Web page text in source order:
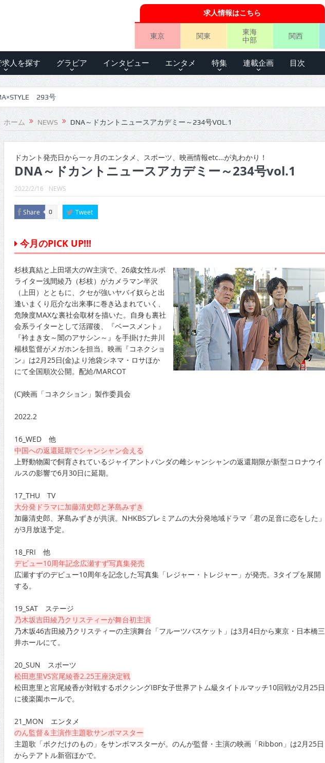
求人情報はこちら
東京 関東
東海
中部
関西
求人を探す グラビア インタビュー エンタメ 特集 連載企画 目次
293号
292号
291号
290号
289号
288号
287号
286号
285号
294号
ホーム NEWS DNA～ドカントニュースアカデミー～234号VOL.1
ドカント発売日から一ヶ月のエンタメ、スポーツ、映画情報etc…が丸わかり！
DNA～ドカントニュースアカデミー～234号vol.1
2022/2/16 NEWS
Share 0 Tweet
今月のPICK UP!!!
杉枝真結と上田堪大のW主演で、26歳女性ルポ
ライター浅間綾乃（杉枝）がカメラマン半沢
（上田）とともに、クセが強いヤバイ奴らと出
逢いまくり厄介な出来事に巻き込まれていく、
危険度MAXな裏社会取材を描いた。自身も裏社
会系ライターとして活躍後、『ベースメント』
『衿まき女～闇のアサシン～』を手掛けた井川
楊枝監督がメガホンを担当。映画『コネクショ
ン』は2月25日(金)より池袋シネマ・ロサほか
にて全国順次公開。配給/MARCOT
(C)映画「コネクション」製作委員会
2022.2
16_WED 他
中国への返還延期でシャンシャン会える
上野動物園で飼育されているジャイアントパンダの雌シャンシャンの返還期限が新型コロナウイ
ルスの影響で6月30日に延期。
17_THU TV
大分発ドラマに加藤清史郎と茅島みずき
加藤清史郎、茅島みずきが共演。NHKBSプレミアムの大分発地域ドラマ「君の足音に恋をした」
が3月放送予定。
18_FRI 他
デビュー10周年記念広瀬すず写真集発売
広瀬すずのデビュー10周年を記念した写真集「レジャー・トレジャー」が発売。3タイプを展開
する。
19_SAT ステージ
乃木坂吉田綾乃クリスティーが舞台初主演
乃木坂46吉田綾乃クリスティーの主演舞台「フルーツバスケット」は3月4日から東京・日本橋三
井ホールにて。
20_SUN スポーツ
松田恵里VS宮尾綾香2.25王座決定戦
松田恵里と宮尾綾香が対戦するボクシングIBF女子世界アトム級タイトルマッチ10回戦が2月25日
に後楽園ホールで。
21_MON エンタメ
のん監督＆主演作主題歌サンボマスター
主題歌「ボクだけのもの」をサンボマスターが。のんが監督・主演の映画「Ribbon」は2月25日
からテアトル新宿ほかで。